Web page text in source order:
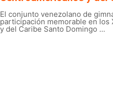
El conjunto venezolano de
participación memorable en los
y del Caribe Santo Domingo ...